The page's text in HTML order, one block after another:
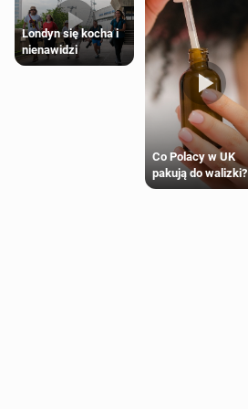
Londyn się kocha i
nienawidzi
Co Polacy w UK
pakują do walizki?